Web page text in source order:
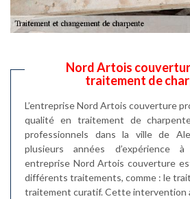
Nord Artois
traitement de
L’entreprise Nord Artois couverture
qualité en traitement de
professionnels dans la ville de
plusieurs années d’expérience
entreprise Nord Artois couverture
différents traitements, comme : le
traitement curatif. Cette intervention